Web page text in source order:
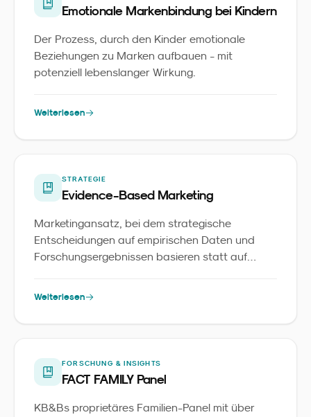
Emotionale Markenbindung bei Kindern
Der Prozess, durch den Kinder emotionale
Beziehungen zu Marken aufbauen - mit
potenziell lebenslanger Wirkung.
Weiterlesen
STRATEGIE
Evidence-Based Marketing
Marketingansatz, bei dem strategische
Entscheidungen auf empirischen Daten und
Forschungsergebnissen basieren statt auf
Weiterlesen
FORSCHUNG & INSIGHTS
FACT FAMILY Panel
KB&Bs proprietäres Familien-Panel mit über